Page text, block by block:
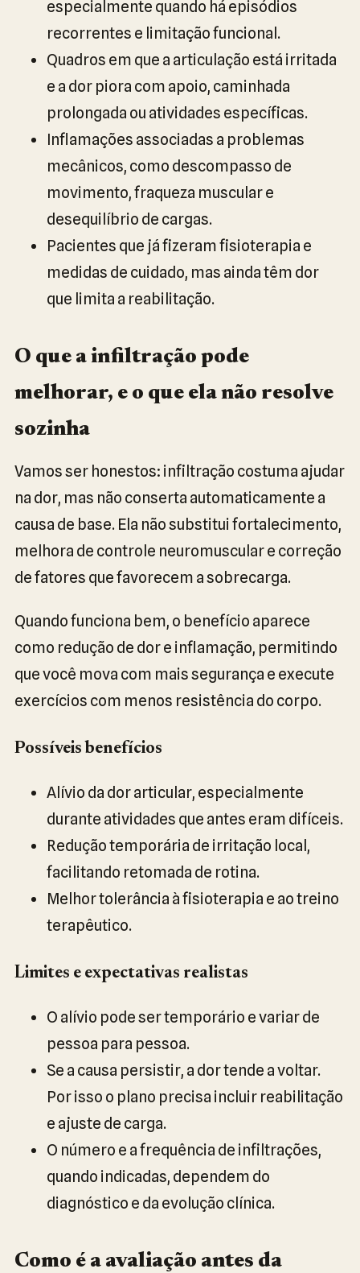
especialmente quando há episódios
recorrentes e limitação funcional.
Quadros em que a articulação está irritada
e a dor piora com apoio, caminhada
prolongada ou atividades específicas.
Inflamações associadas a problemas
mecânicos, como descompasso de
movimento, fraqueza muscular e
desequilíbrio de cargas.
Pacientes que já fizeram fisioterapia e
medidas de cuidado, mas ainda têm dor
que limita a reabilitação.
O que a infiltração pode
melhorar, e o que ela não resolve
sozinha
Vamos ser honestos: infiltração costuma ajudar
na dor, mas não conserta automaticamente a
causa de base. Ela não substitui fortalecimento,
melhora de controle neuromuscular e correção
de fatores que favorecem a sobrecarga.
Quando funciona bem, o benefício aparece
como redução de dor e inflamação, permitindo
que você mova com mais segurança e execute
exercícios com menos resistência do corpo.
Possíveis benefícios
Alívio da dor articular, especialmente
durante atividades que antes eram difíceis.
Redução temporária de irritação local,
facilitando retomada de rotina.
Melhor tolerância à fisioterapia e ao treino
terapêutico.
Limites e expectativas realistas
O alívio pode ser temporário e variar de
pessoa para pessoa.
Se a causa persistir, a dor tende a voltar.
Por isso o plano precisa incluir reabilitação
e ajuste de carga.
O número e a frequência de infiltrações,
quando indicadas, dependem do
diagnóstico e da evolução clínica.
Como é a avaliação antes da